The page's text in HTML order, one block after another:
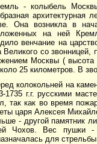
- колыбель
Она возникла в
на ней
венчание на
Великого со
Москвы ( высота
25 километров. В
колокольней на
1735 г.г. русскими
так как во время
царя Алексея
- другой памятник
Чохов. Вес пушки
для